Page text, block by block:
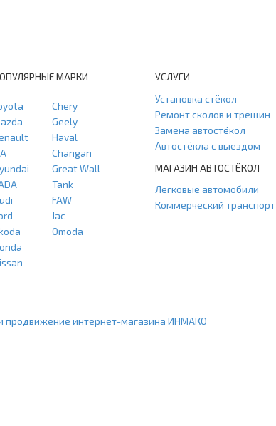
МАРКИ
Chery
Geely
Haval
Changan
Great Wall
Tank
FAW
Jac
Omoda
УСЛУГИ
Установка стёкол
Ремонт сколов и трещин
Замена автостёкол
Автостёкла с выездом
МАГАЗИН АВТОСТЁКОЛ
Легковые автомобили
Коммерческий транспорт
продвижение интернет-магазина ИНМАКО